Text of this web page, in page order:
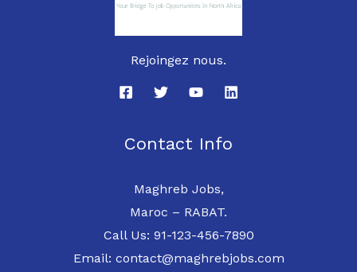
Rejoingez nous.
Contact Info
Maghreb Jobs,
Maroc – RABAT.
Call Us: 91-123-456-7890
Email: contact@maghrebjobs.com